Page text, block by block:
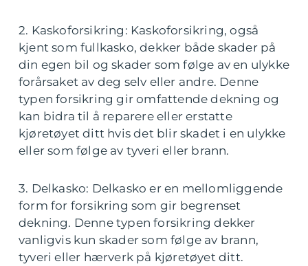
2. Kaskoforsikring: Kaskoforsikring, også
kjent som fullkasko, dekker både skader på
din egen bil og skader som følge av en ulykke
forårsaket av deg selv eller andre. Denne
typen forsikring gir omfattende dekning og
kan bidra til å reparere eller erstatte
kjøretøyet ditt hvis det blir skadet i en ulykke
eller som følge av tyveri eller brann.
3. Delkasko: Delkasko er en mellomliggende
form for forsikring som gir begrenset
dekning. Denne typen forsikring dekker
vanligvis kun skader som følge av brann,
tyveri eller hærverk på kjøretøyet ditt.